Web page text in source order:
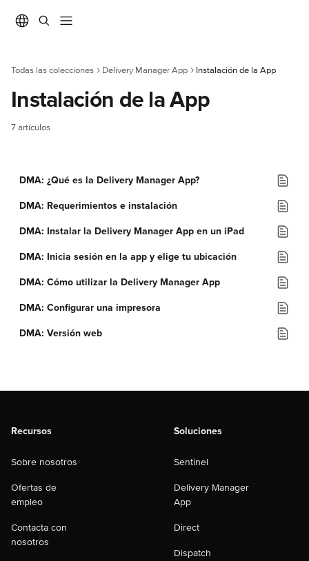
Todas las colecciones Delivery Manager App Instalación de la App
Instalación de la App
7 artículos
DMA: ¿Qué es la Delivery Manager App?
DMA: Requerimientos e instalación
DMA: Instalar la Delivery Manager App en un iPad
DMA: Inicia sesión en la app y elige tu ubicación
DMA: Cómo utilizar la Delivery Manager App
DMA: Configurar una impresora
DMA: Versión web
Recursos
Sobre nosotros
Ofertas de
empleo
Contacta con
nosotros
Soluciones
Sentinel
Delivery Manager
App
Direct
Dispatch